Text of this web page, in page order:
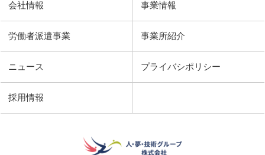
会社情報 事業情報
労働者派遣事業 事業所紹介
ニュース
採用情報
プライバシポリシー